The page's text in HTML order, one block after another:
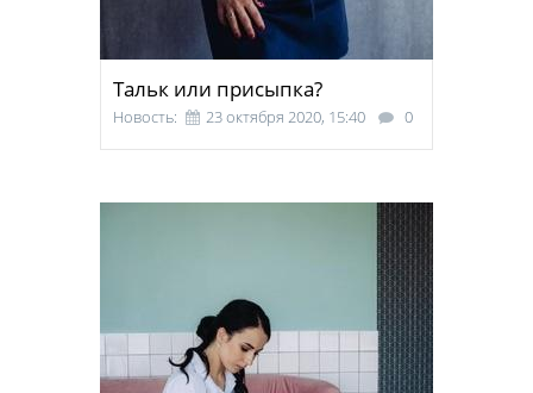
Тальк или присыпка?
Новость: 23 октября 2020, 15:40 0